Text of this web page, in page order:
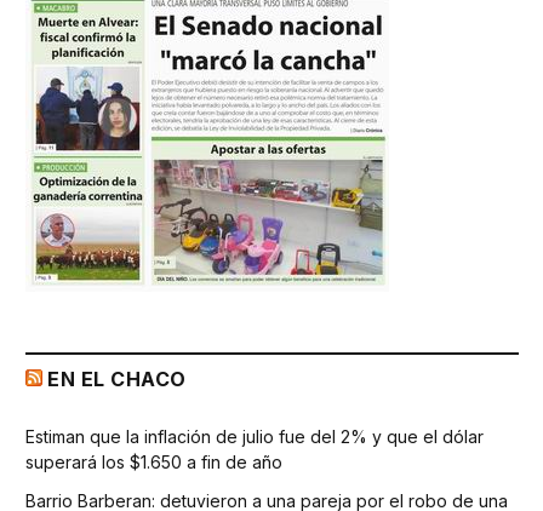
EN EL CHACO
Estiman que la inflación de julio fue del 2% y que el dólar
superará los $1.650 a fin de año
Barrio Barberan: detuvieron a una pareja por el robo de una